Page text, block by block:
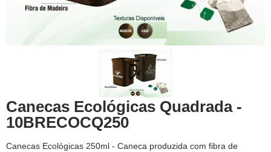
Canecas Ecológicas Quadrada -
10BRECOCQ250
Canecas Ecológicas 250ml - Caneca produzida com fibra de